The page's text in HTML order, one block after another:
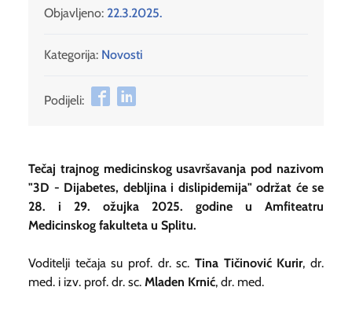
Objavljeno: 22.3.2025.
Kategorija: Novosti
Podijeli:
Tečaj trajnog medicinskog usavršavanja pod nazivom
"3D - Dijabetes, debljina i dislipidemija" održat će se
28. i 29. ožujka 2025. godine u Amfiteatru
Medicinskog fakulteta u Splitu.
Voditelji tečaja su prof. dr. sc. Tina Tičinović Kurir, dr.
med. i izv. prof. dr. sc. Mladen Krnić, dr. med.